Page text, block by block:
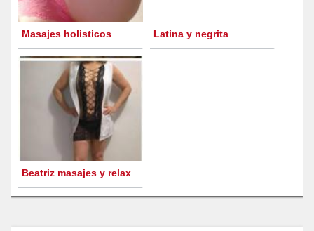
Masajes holisticos Latina y negrita
Beatriz masajes y relax